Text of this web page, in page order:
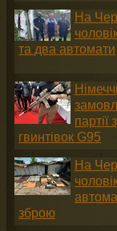
На
та два автомати
партії
гвинтівок G95
На
зброю